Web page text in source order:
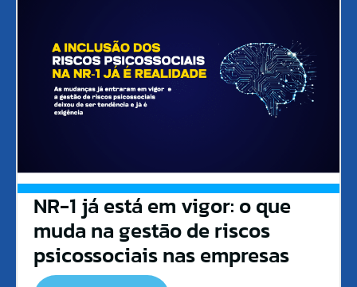
NR-1 já está em vigor: o que
muda na gestão de riscos
psicossociais nas empresas